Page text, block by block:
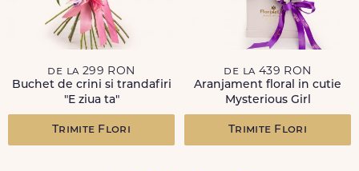
de la 299 RON
Buchet de crini si trandafiri
"E ziua ta"
Trimite Flori
de la 439 RON
Aranjament floral in cutie
Mysterious Girl
Trimite Flori